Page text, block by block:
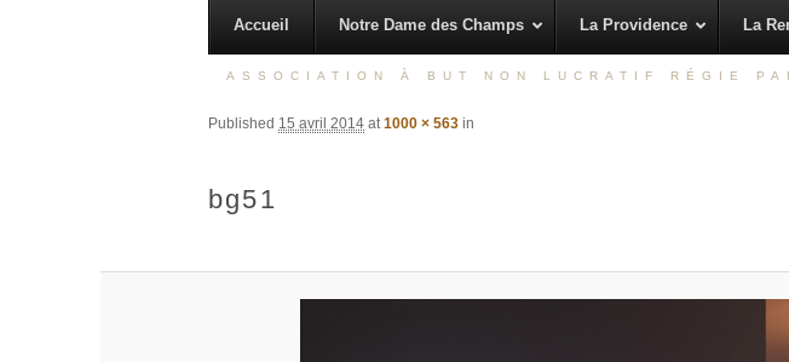
Accueil Notre Dame des Champs La Providence La
ASSOCIATION À BUT NON LUCRATIF RÉGIE
bg51
Published 15 avril 2014 at1000 × 563 in